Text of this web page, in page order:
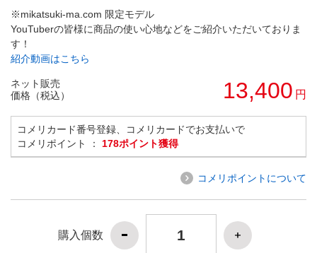
※mikatsuki-ma.com 限定モデル
YouTuberの皆様に商品の使い心地などをご紹介いただいておりま
す！
紹介動画はこちら
ネット販売
価格（税込）
13,400 円
コメリカード番号登録、コメリカードでお支払いで
コメリポイント ： 178ポイント獲得
コメリポイントについて
購入個数